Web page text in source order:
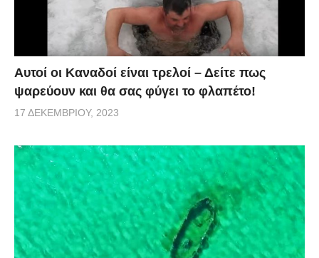
Αυτοί οι Καναδοί είναι τρελοί – Δείτε πως
ψαρεύουν και θα σας φύγει το φλαπέτο!
17 ΔΕΚΕΜΒΡΊΟΥ, 2023